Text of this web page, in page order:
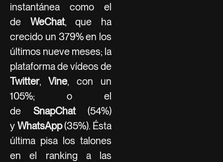
instantánea como el
de WeChat, que ha
crecido un 379% en los
últimos nueve meses; la
plataforma de vídeos de
Twitter,Vine, con un
105%; o el
de SnapChat(54%)
y WhatsApp(35%). Ésta
última pisa los talones
en el ranking a las